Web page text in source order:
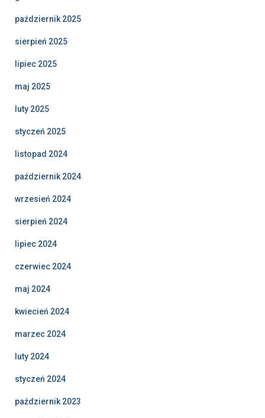
październik 2025
sierpień 2025
lipiec 2025
maj 2025
luty 2025
styczeń 2025
listopad 2024
październik 2024
wrzesień 2024
sierpień 2024
lipiec 2024
czerwiec 2024
maj 2024
kwiecień 2024
marzec 2024
luty 2024
styczeń 2024
październik 2023